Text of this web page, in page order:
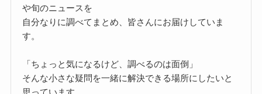
や旬のニュースを
自分なりに調べてまとめ、皆さんにお届けしていま
す。
「ちょっと気になるけど、調べるのは面倒」
そんな小さな疑問を一緒に解決できる場所にしたいと